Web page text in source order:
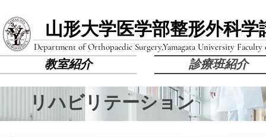
山形大学医学部​整形外科学
Department of Orthopaedic Surgery,Yamagata University
教室紹介 診療班紹介
リハビリテーション